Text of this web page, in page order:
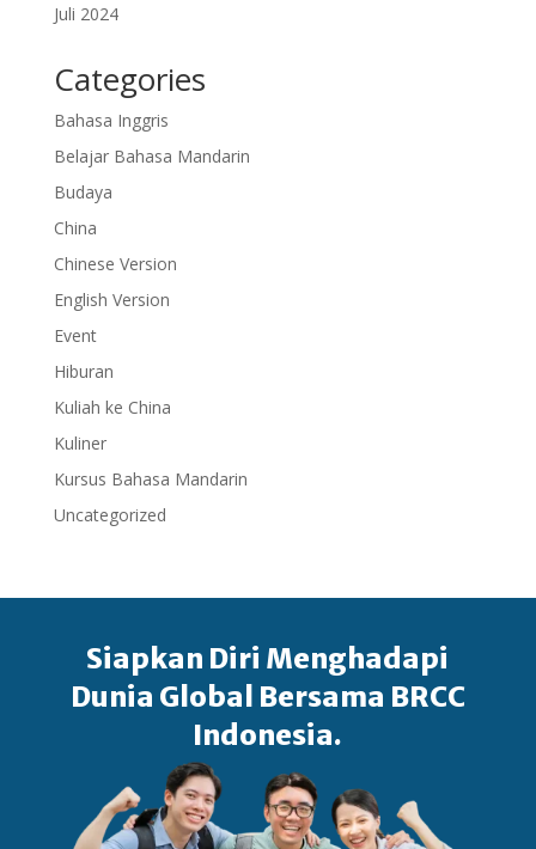
Juli 2024
Categories
Bahasa Inggris
Belajar Bahasa Mandarin
Budaya
China
Chinese Version
English Version
Event
Hiburan
Kuliah ke China
Kuliner
Kursus Bahasa Mandarin
Uncategorized
Siapkan Diri Menghadapi
Dunia Global Bersama BRCC
Indonesia.